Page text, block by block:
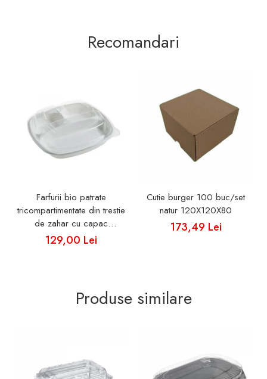
Recomandari
Farfurii bio patrate
tricompartimentate din trestie
de zahar cu capac
50buc/set
129,00 Lei
Cutie burger 100 buc/set
natur 120X120X80
173,49 Lei
Produse similare